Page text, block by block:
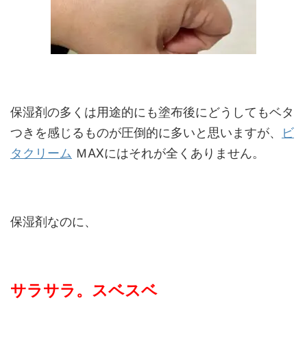
保湿剤の多くは用途的にも塗布後にどうしてもベタ
つきを感じるものが圧倒的に多いと思いますが、
ビ
タクリーム ＭAXにはそれが全くありません。
保湿剤なのに、
サラサラ。スベスベ